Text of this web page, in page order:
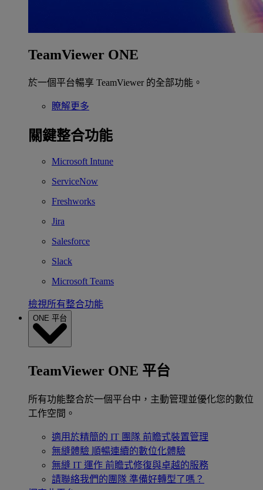
TeamViewer ONE
於一個平台暢享 TeamViewer 的全部功能。
瞭解更多
關鍵整合功能
Microsoft Intune
ServiceNow
Freshworks
Jira
Salesforce
Slack
Microsoft Teams
檢視所有整合功能
ONE 平台
TeamViewer ONE 平台
所有功能整合於一個平台中，主動管理並優化您的數位
工作空間。
適用於精簡的 IT 團隊 前瞻式裝置管理
無縫體驗 順暢連續的數位化體驗
無縫 IT 運作 前瞻式修復與卓越的服務
請聯絡我們的團隊 準備好轉型了嗎？